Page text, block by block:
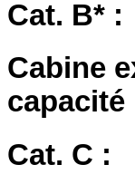
Cat. B* :
Cabine
capacité
Cat. C :